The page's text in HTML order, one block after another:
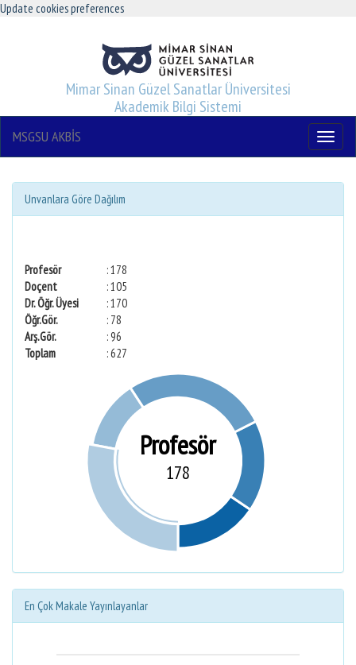
Update cookies preferences
Mimar Sinan Güzel Sanatlar Üniversitesi
Akademik Bilgi Sistemi
Menu
MSGSU AKBİS
Unvanlara Göre Dağılım
Profesör
: 178
Doçent
: 105
Dr. Öğr. Üyesi
: 170
Öğr.Gör.
: 78
Arş.Gör.
: 96
Toplam
: 627
Profesör
178
En Çok Makale Yayınlayanlar